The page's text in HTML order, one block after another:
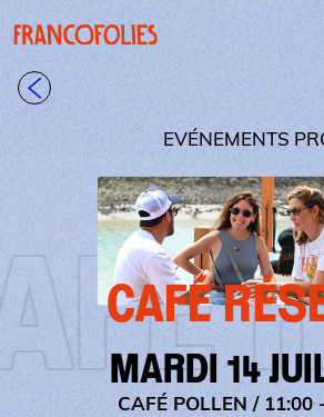
Retour à la liste
EVÉNEMENTS
CAFÉ
MARDI 14
CAFÉ POLLEN / 11:00